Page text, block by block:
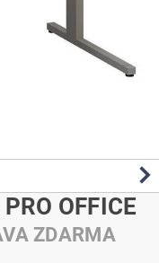
OFFICE
ZDARMA